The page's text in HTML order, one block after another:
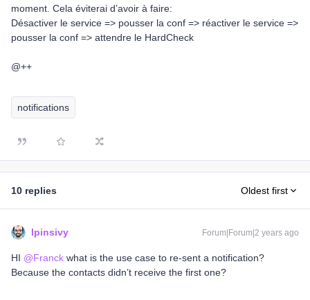
moment. Cela éviterai d’avoir à faire:
Désactiver le service => pousser la conf => réactiver le service =>
pousser la conf => attendre le HardCheck
@++
notifications
10 replies Oldest first
lpinsivy Forum|Forum|2 years ago
HI @Franck what is the use case to re-sent a notification?
Because the contacts didn’t receive the first one?